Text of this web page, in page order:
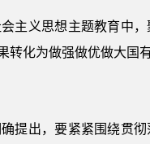
主义思想主题教育中
化为做强做优做大国
提出，要紧紧围绕贯